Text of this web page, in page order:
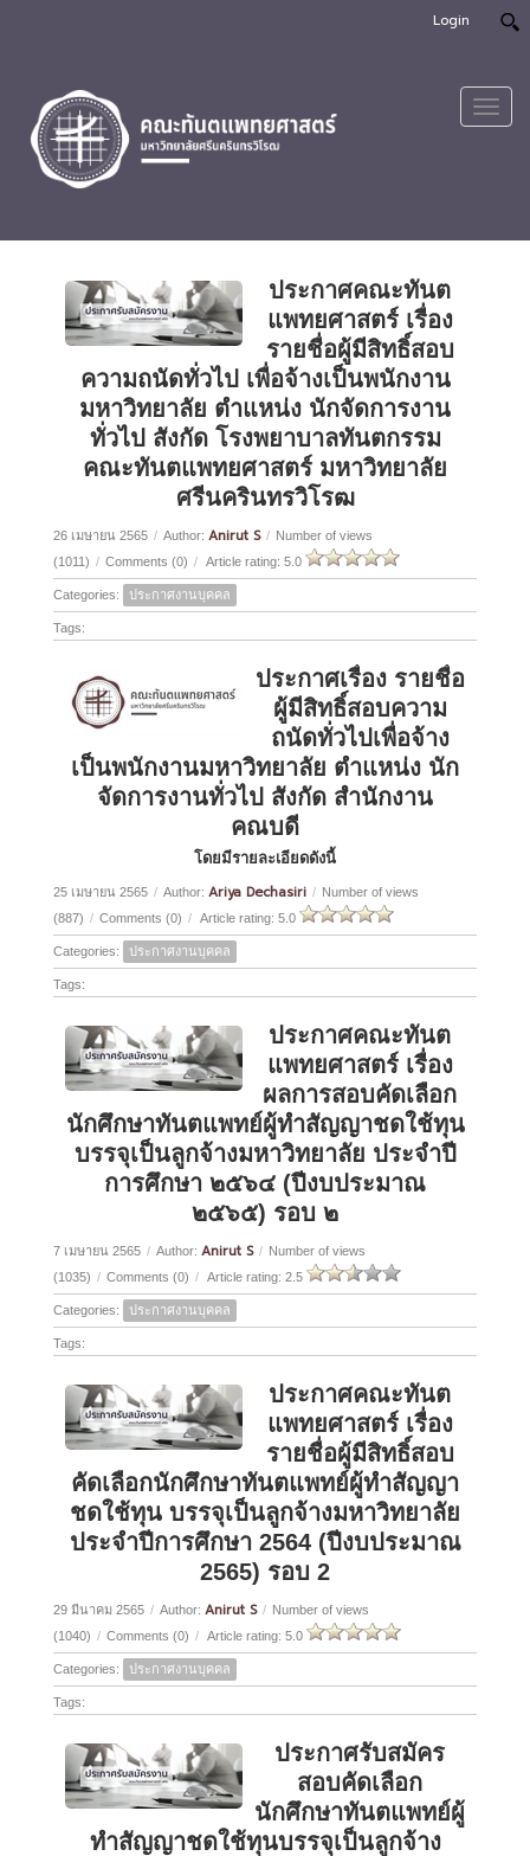
Login
ประกาศคณะทันต
แพทยศาสตร์ เรื่อง
รายชื่อผู้มีสิทธิ์สอบ
ความถนัดทั่วไป เพื่อจ้างเป็นพนักงาน
มหาวิทยาลัย ตำแหน่ง นักจัดการงาน
ทั่วไป สังกัด โรงพยาบาลทันตกรรม
คณะทันตแพทยศาสตร์ มหาวิทยาลัย
ศรีนครินทรวิโรฒ
26 เมษายน 2565 / Author: Anirut S / Number of views
(1011) / Comments (0) / Article rating: 5.0
Categories: ประกาศงานบุคคล
Tags:
ประกาศเรื่อง รายชื่อ
ผู้มีสิทธิ์สอบความ
ถนัดทั่วไปเพื่อจ้าง
เป็นพนักงานมหาวิทยาลัย ตำแหน่ง นัก
จัดการงานทั่วไป สังกัด สำนักงาน
คณบดี
โดยมีรายละเอียดดังนี้
25 เมษายน 2565 / Author: Ariya Dechasiri / Number of views
(887) / Comments (0) / Article rating: 5.0
Categories: ประกาศงานบุคคล
Tags:
ประกาศคณะทันต
แพทยศาสตร์ เรื่อง
ผลการสอบคัดเลือก
นักศึกษาทันตแพทย์ผู้ทำสัญญาชดใช้ทุน
บรรจุเป็นลูกจ้างมหาวิทยาลัย ประจำปี
การศึกษา ๒๕๖๔ (ปีงบประมาณ
๒๕๖๕) รอบ ๒
7 เมษายน 2565 / Author: Anirut S / Number of views
(1035) / Comments (0) / Article rating: 2.5
Categories: ประกาศงานบุคคล
Tags:
ประกาศคณะทันต
แพทยศาสตร์ เรื่อง
รายชื่อผู้มีสิทธิ์สอบ
คัดเลือกนักศึกษาทันตแพทย์ผู้ทำสัญญา
ชดใช้ทุน บรรจุเป็นลูกจ้างมหาวิทยาลัย
ประจำปีการศึกษา 2564 (ปีงบประมาณ
2565) รอบ 2
29 มีนาคม 2565 / Author: Anirut S / Number of views
(1040) / Comments (0) / Article rating: 5.0
Categories: ประกาศงานบุคคล
Tags:
ประกาศรับสมัคร
สอบคัดเลือก
นักศึกษาทันตแพทย์ผู้
ทำสัญญาชดใช้ทุนบรรจุเป็นลูกจ้าง